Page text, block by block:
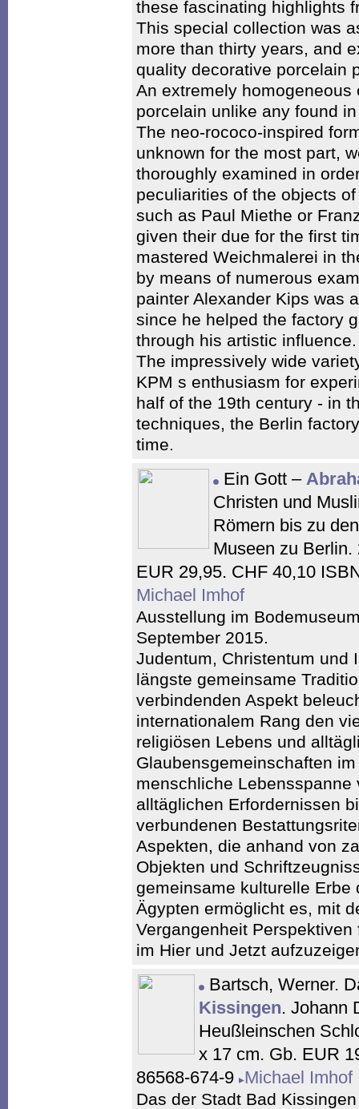
these fascinating highlights
This special collection was
more than thirty years, and
quality decorative porcelain
An extremely
porcelain unlike any found
The neo-rococo-inspired
unknown for the most part,
thoroughly examined in
peculiarities of the objects
such as Paul Miethe or
given their due for the first
mastered Weichmalerei in
by means of numerous
painter Alexander Kips was
since he helped the factory
through his artistic influence.
The impressively wide
KPM s enthusiasm for
half of the 19th century - in
techniques, the Berlin
time.
Ein Gott –
Christen und
Römern bis zu
Museen zu
EUR 29,95. CHF 40,10
Michael Imhof
Ausstellung im
September 2015.
Judentum, Christentum und
längste gemeinsame
verbindenden Aspekt
internationalem Rang den
religiösen Lebens und
Glaubensgemeinschaften
menschliche
alltäglichen Erfordernissen
verbundenen
Aspekten, die anhand von
Objekten und
gemeinsame kulturelle Erbe
Ägypten ermöglicht es, mit
Vergangenheit
im Hier und Jetzt
Bartsch, Werner.
Kissingen. Johann
Heußleinschen
x 17 cm. Gb. EUR
86568-674-9 Michael Imhof
Das der Stadt Bad